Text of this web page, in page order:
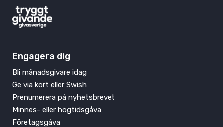
Engagera dig
Bli månadsgivare idag
Ge via kort eller Swish
Prenumerera på nyhetsbrevet
Minnes- eller högtidsgåva
Företagsgåva